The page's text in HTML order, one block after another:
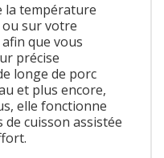
la température
sur votre
que vous
précise
longe de porc
et plus encore,
elle fonctionne
de cuisson assistée